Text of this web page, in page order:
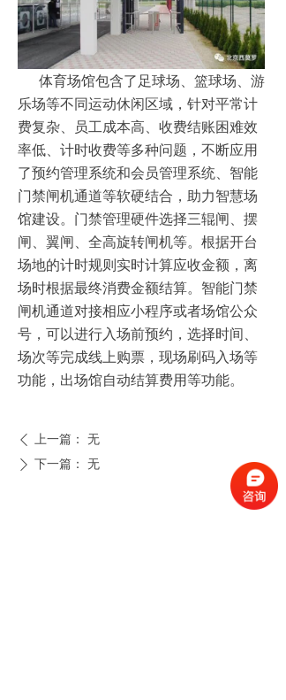
体育场馆包含了足球场、篮球场、游
乐场等不同运动休闲区域，针对平常计
费复杂、员工成本高、收费结账困难效
率低、计时收费等多种问题，不断应用
了预约管理系统和会员管理系统、智能
门禁闸机通道等软硬结合，助力智慧场
馆建设。门禁管理硬件选择三辊闸、摆
闸、翼闸、全高旋转闸机等。根据开台
场地的计时规则实时计算应收金额，离
场时根据最终消费金额结算。智能门禁
闸机通道对接相应小程序或者场馆公众
号，可以进行入场前预约，选择时间、
场次等完成线上购票，现场刷码入场等
功能，出场馆自动结算费用等功能。
ꄴ 上一篇： 无
ꄲ 下一篇： 无